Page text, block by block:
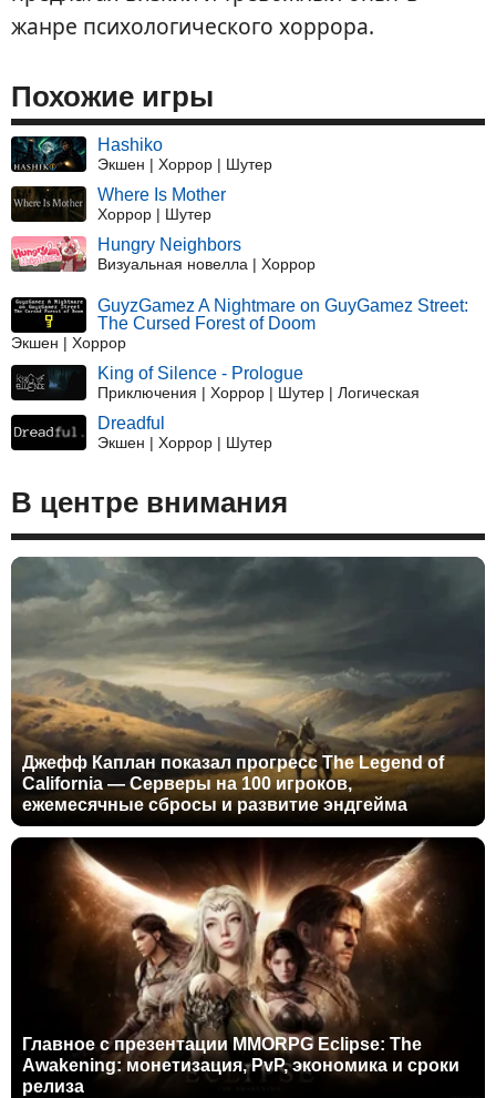
жанре психологического хоррора.
Похожие игры
Hashiko
Экшен | Хоррор | Шутер
Where Is Mother
Хоррор | Шутер
Hungry Neighbors
Визуальная новелла | Хоррор
GuyzGamez A Nightmare on GuyGamez Street:
The Cursed Forest of Doom
Экшен | Хоррор
King of Silence - Prologue
Приключения | Хоррор | Шутер | Логическая
Dreadful
Экшен | Хоррор | Шутер
В центре внимания
Джефф Каплан показал прогресс The Legend of
California — Серверы на 100 игроков,
ежемесячные сбросы и развитие эндгейма
Главное с презентации MMORPG Eclipse: The
Awakening: монетизация, PvP, экономика и сроки
релиза